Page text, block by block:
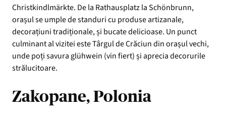
Christkindlmärkte. De la Rathausplatz la Schönbrunn,
orașul se umple de standuri cu produse artizanale,
decorațiuni tradiționale, și bucate delicioase. Un punct
culminant al vizitei este Târgul de Crăciun din orașul vechi,
unde poți savura glühwein (vin fiert) și aprecia decorurile
strălucitoare.
Zakopane, Polonia